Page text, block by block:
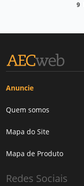
9
Anuncie
Quem somos
Mapa do Site
Mapa de Produto
Redes Sociais